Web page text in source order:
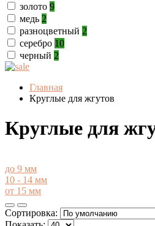
золото 9
медь 2
разноцветный 2
серебро 10
черный 2
Главная
Круглые для жгутов
Круглые для
до 9 мм
10 - 14 мм
от 15 мм
Сортировка: